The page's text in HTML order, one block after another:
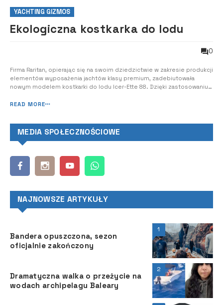
YACHTING GIZMOS
Ekologiczna kostkarka do lodu
0
Firma Raritan, opierając się na swoim dziedzictwie w zakresie produkcji
elementów wyposażenia jachtów klasy premium, zadebiutowała
nowym modelem kostkarki do lodu Icer-Ette 88. Dzięki zastosowaniu
jest niezwykle wydajna w wytwarzaniu dużych ilości lodu i spełnia
READ MORE
MEDIA SPOŁECZNOŚCIOWE
NAJNOWSZE ARTYKUŁY
1
Bandera opuszczona, sezon
oficjalnie zakończony
2
Dramatyczna walka o przeżycie na
wodach archipelagu Baleary